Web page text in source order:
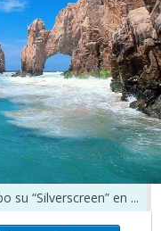
su “Silverscreen” en ...